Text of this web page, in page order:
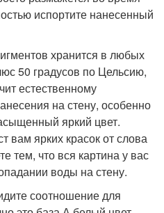
испортите нанесенный
хранится в любых
50 градусов по Цельсию,
естественному
на стену, особенно
яркий цвет.
вам ярких красок от слова
тем, что вся картина у вас
воды на стену.
соотношение для